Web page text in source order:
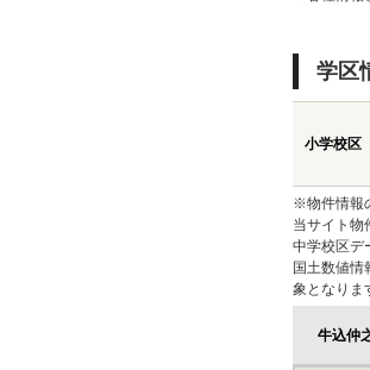
学区
小学校区
※物件情報
当サイト物
中学校区デ
国土数値
象となりま
牛込仲